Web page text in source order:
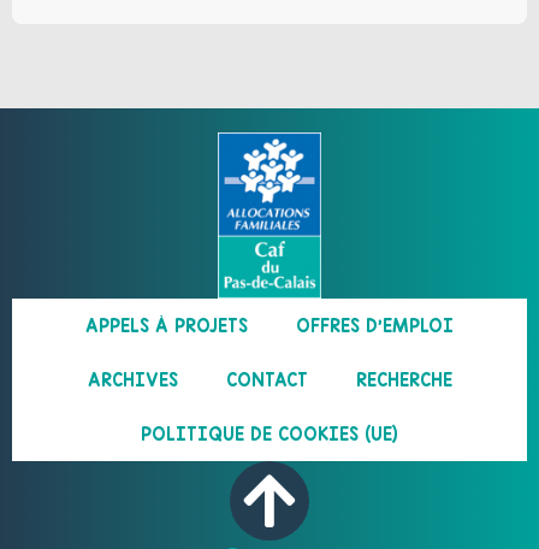
APPELS À PROJETS OFFRES D’EMPLOI
ARCHIVES CONTACT RECHERCHE
POLITIQUE DE COOKIES (UE)